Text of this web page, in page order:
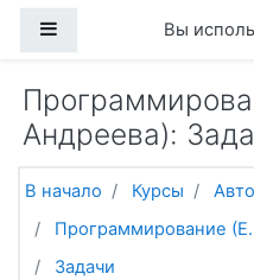
Боковая панель
Вы
Андреева):
В начало Курсы
Программирование
Задачи